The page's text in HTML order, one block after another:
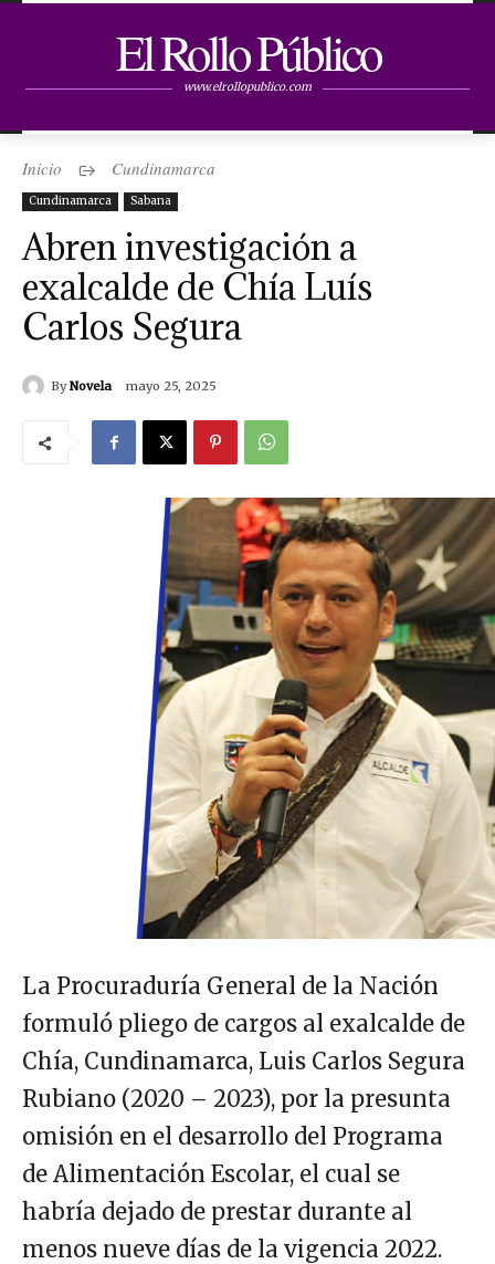
El Rollo Público
www.elrollopublico.com
Inicio Cundinamarca
Cundinamarca Sabana
Abren investigación a
exalcalde de Chía Luís
Carlos Segura
By Novela mayo 25, 2025
La Procuraduría General de la Nación
formuló pliego de cargos al exalcalde de
Chía, Cundinamarca, Luis Carlos Segura
Rubiano (2020 – 2023), por la presunta
omisión en el desarrollo del Programa
de Alimentación Escolar, el cual se
habría dejado de prestar durante al
menos nueve días de la vigencia 2022.